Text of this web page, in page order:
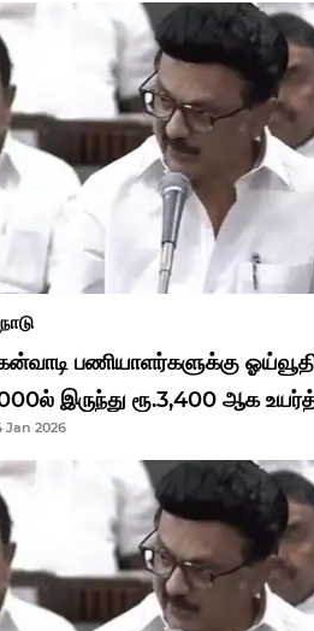
பணியாளர்களுக்கு
இருந்து ரூ.3,400 ஆக
மு.க.ஸ்டாலின்..!
Jan 2026